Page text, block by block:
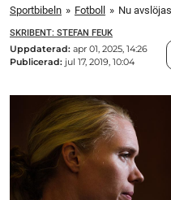
Sportbibeln » Fotboll »
SKRIBENT: STEFAN FEUK
Uppdaterad: apr 01, 2025, 14:26
Publicerad: jul 17, 2019, 10:04